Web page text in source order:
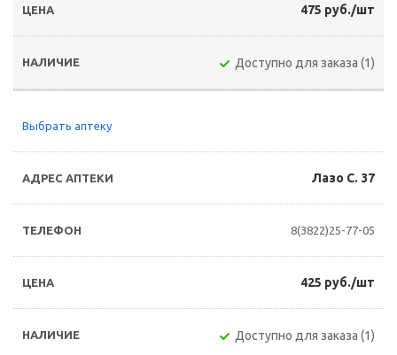
475 руб./шт
Доступно для заказа (1)
Выбрать аптеку
Лазо С. 37
8(3822)25-77-05
425 руб./шт
Доступно для заказа (1)